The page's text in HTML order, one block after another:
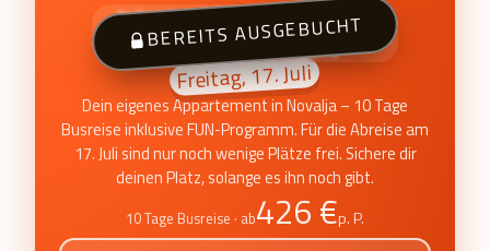
BEREITS AUSGEBUCHT
NOVALJA · ZRĆE BEACH
FUN Appartements
Freitag, 17. Juli
Dein eigenes Appartement in Novalja – 10 Tage
Busreise inklusive FUN-Programm. Für die Abreise am
17. Juli sind nur noch wenige Plätze frei. Sichere dir
deinen Platz, solange es ihn noch gibt.
10 Tage Busreise · ab426 €p. P.